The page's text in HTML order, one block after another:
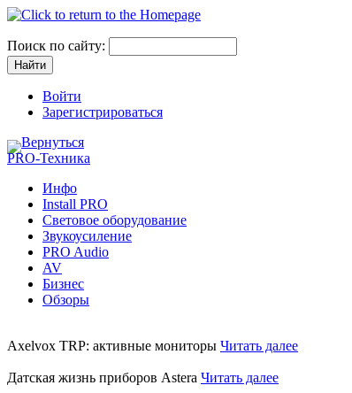
Поиск по сайту:
Войти
Зарегистрироваться
Вернуться
PRO-Техника
Инфо
Install PRO
Световое оборудование
Звукоусиление
PRO Audio
AV
Бизнес
Обзоры
Axelvox TRP: активные мониторы Читать далее
Датская жизнь приборов Astera Читать далее